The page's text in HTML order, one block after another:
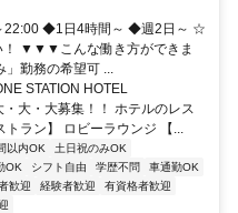
22:00 ◆1日4時間～ ◆週2日～ ☆
！ ▼▼▼こんな働き方ができま
勤務の希望可 ...
STATION HOTEL
大・大募集！！ ホテルのレス
ラン】 ロビーラウンジ 【...
以内OK
土日祝のみOK
OK シフト自由 学歴不問
車通勤OK
歓迎 経験者歓迎
有資格者歓迎